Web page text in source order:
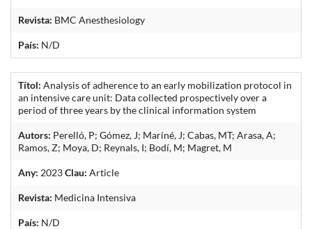
Revista: BMC Anesthesiology
País: N/D
Títol: Analysis of adherence to an early mobilization protocol in
an intensive care unit: Data collected prospectively over a
period of three years by the clinical information system
Autors: Perelló, P; Gómez, J; Mariné, J; Cabas, MT; Arasa, A;
Ramos, Z; Moya, D; Reynals, I; Bodí, M; Magret, M
Any: 2023Clau: Article
Revista: Medicina Intensiva
País: N/D